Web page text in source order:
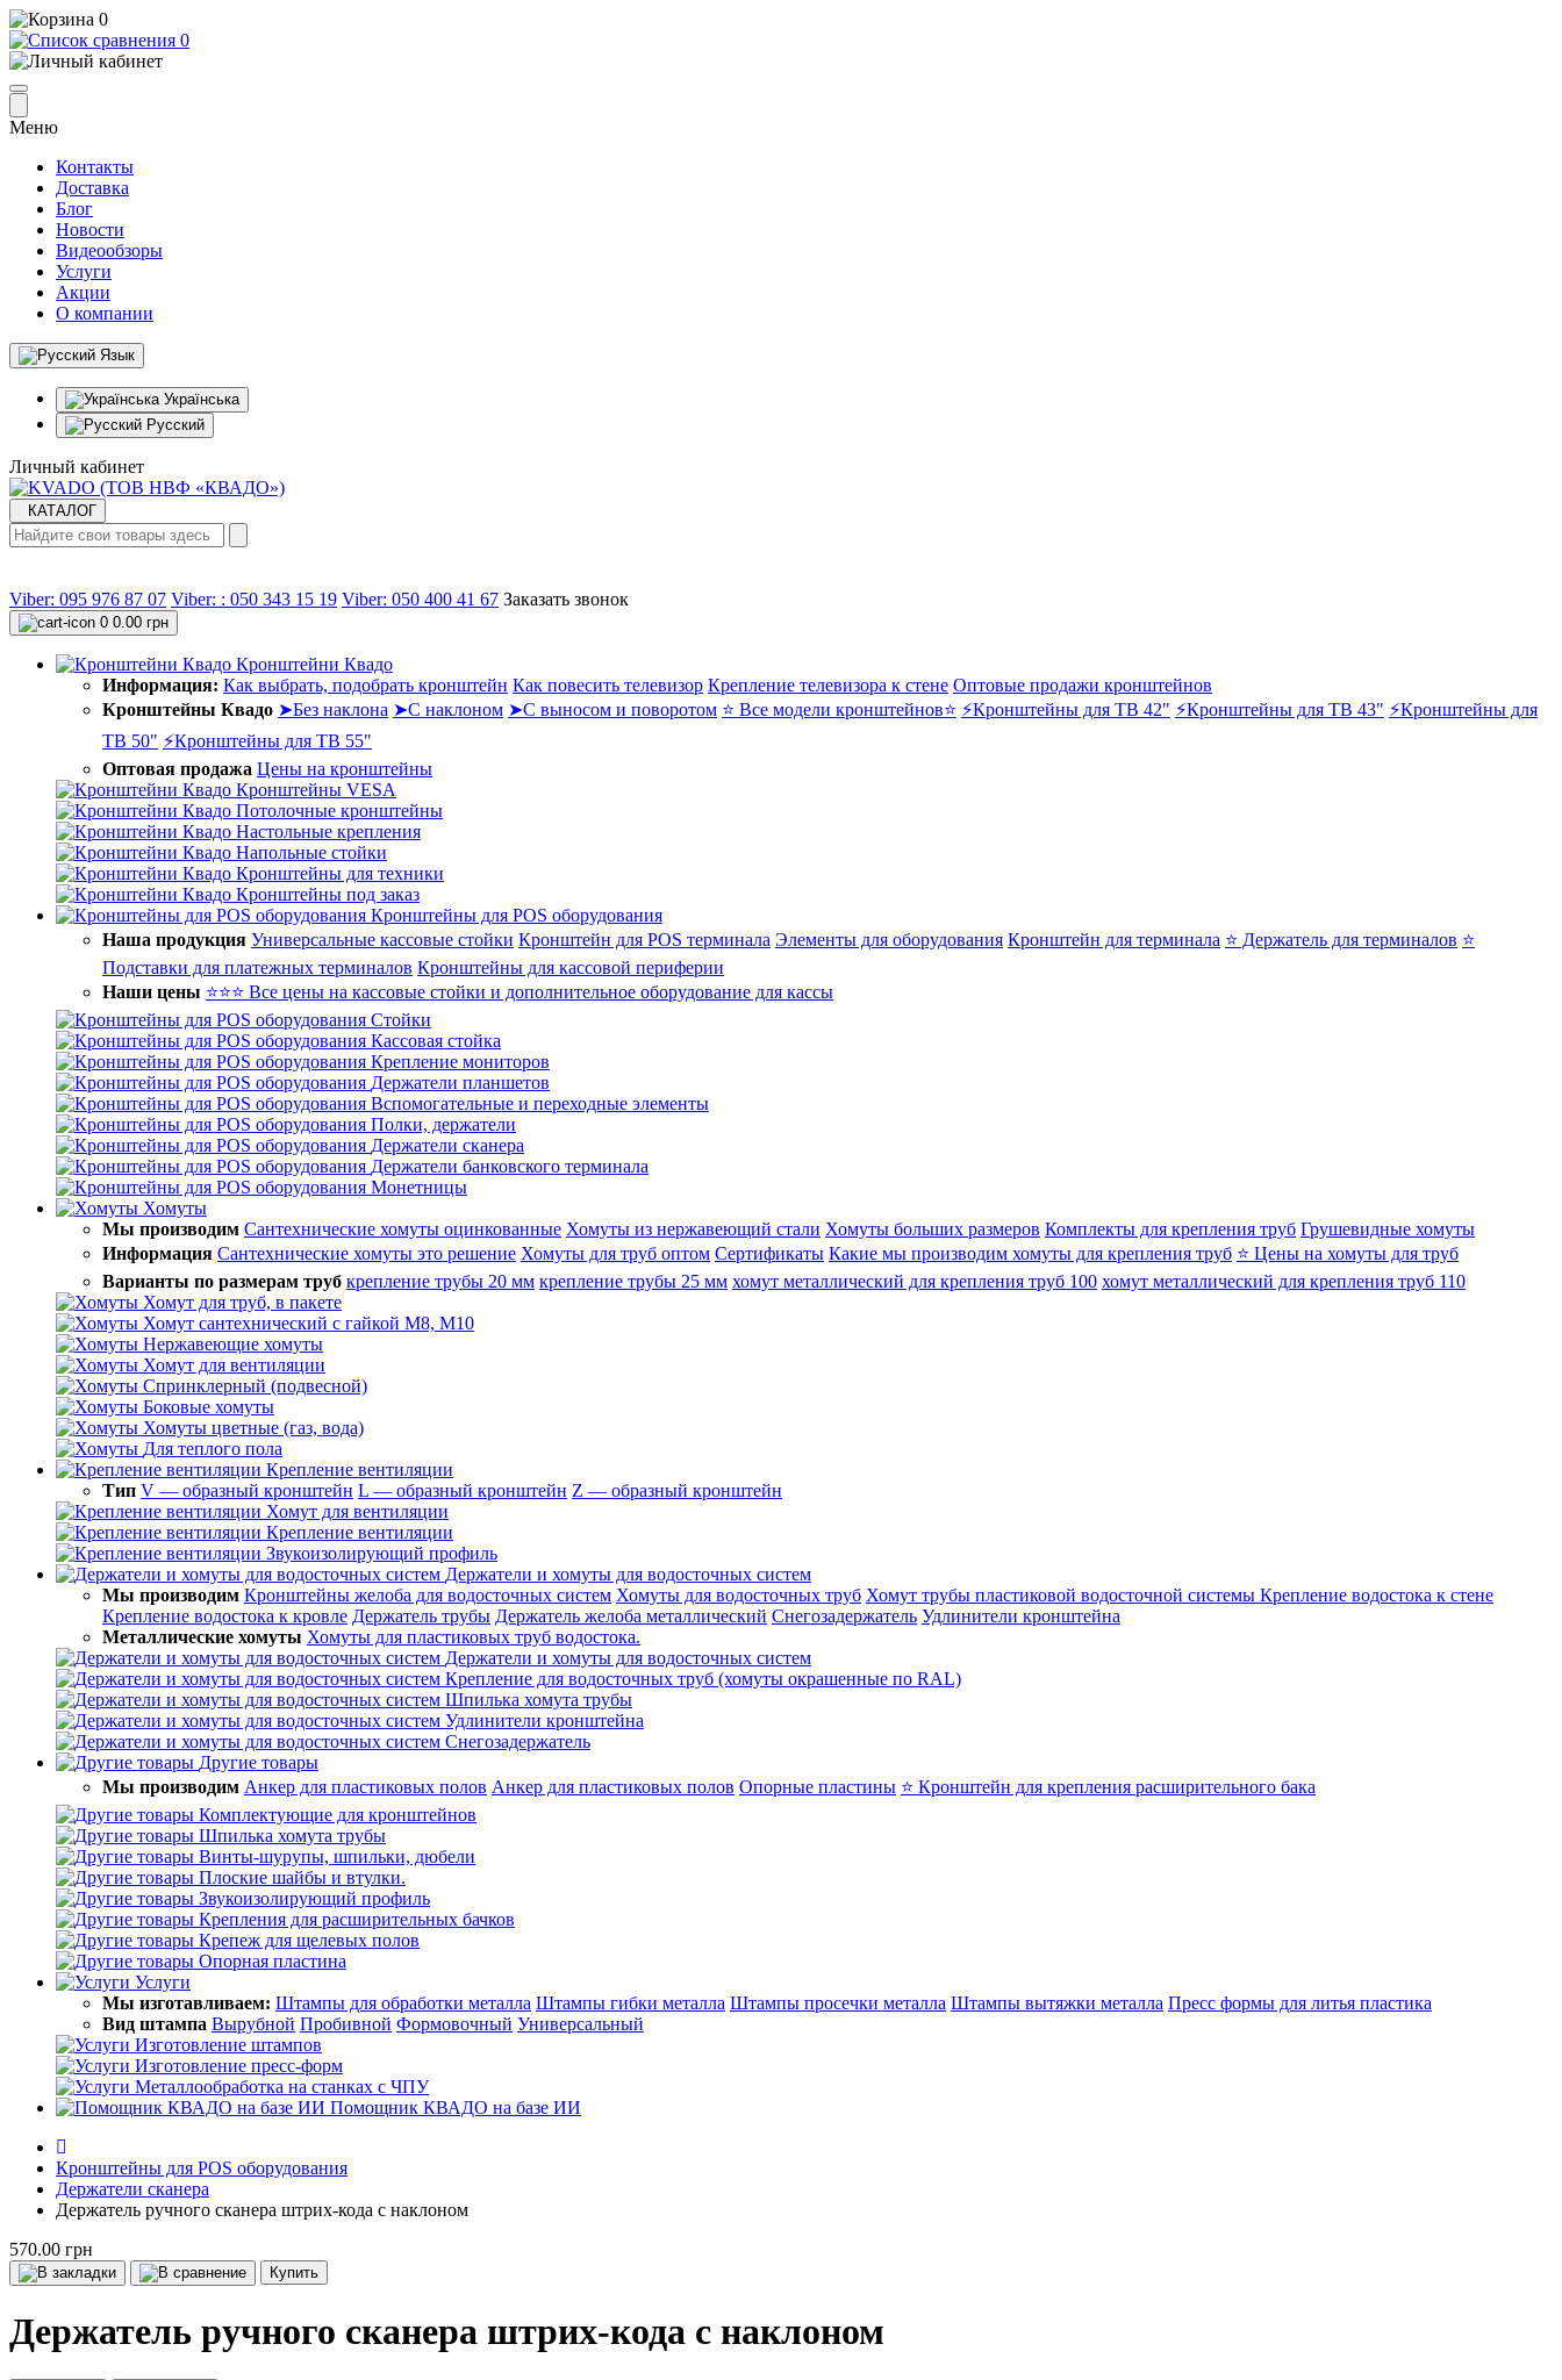
0
0
Меню
Контакты
Доставка
Блог
Новости
Видеообзоры
Услуги
Акции
О компании
Язык
Українська
Русский
Личный кабинет
КАТАЛОГ
Viber: 095 976 87 07 Viber: : 050 343 15 19‬ Viber: 050 400 41 67 Заказать звонок
0 0.00 грн
Кронштейни Квадо
Информация: Как выбрать, подобрать кронштейн Как повесить телевизор Крепление телевизора к стене Оптовые продажи кронштейнов
Кронштейны Квадо ➤Без наклона ➤С наклоном ➤С выносом и поворотом ⭐ Все модели кронштейнов⭐ ⚡Кронштейны для ТВ 42" ⚡Кронштейны для ТВ 43" ⚡Кронштейны для
ТВ 50" ⚡Кронштейны для ТВ 55"
Оптовая продажа Цены на кронштейны
Кронштейны VESA
Потолочные кронштейны
Настольные крепления
Напольные стойки
Кронштейны для техники
Кронштейны под заказ
Кронштейны для POS оборудования
Наша продукция Универсальные кассовые стойки Кронштейн для POS терминала Элементы для оборудования Кронштейн для терминала ⭐ Держатель для терминалов ⭐
Подставки для платежных терминалов Кронштейны для кассовой периферии
Наши цены ⭐⭐⭐ Все цены на кассовые стойки и дополнительное оборудование для кассы
Стойки
Кассовая стойка
Крепление мониторов
Держатели планшетов
Вспомогательные и переходные элементы
Полки, держатели
Держатели сканера
Держатели банковского терминала
Монетницы
Хомуты
Мы производим Сантехнические хомуты оцинкованные Хомуты из нержавеющий стали Хомуты больших размеров Комплекты для крепления труб Грушевидные хомуты
Информация Сантехнические хомуты это решение Хомуты для труб оптом Сертификаты Какие мы производим хомуты для крепления труб ⭐ Цены на хомуты для труб
Варианты по размерам труб крепление трубы 20 мм крепление трубы 25 мм хомут металлический для крепления труб 100 хомут металлический для крепления труб 110
Хомут для труб, в пакете
Хомут сантехнический с гайкой М8, М10
Нержавеющие хомуты
Хомут для вентиляции
Спринклерный (подвесной)
Боковые хомуты
Хомуты цветные (газ, вода)
Для теплого пола
Крепление вентиляции
Тип V — образный кронштейн L — образный кронштейн Z — образный кронштейн
Хомут для вентиляции
Крепление вентиляции
Звукоизолирующий профиль
Держатели и хомуты для водосточных систем
Мы производим Кронштейны желоба для водосточных систем Хомуты для водосточных труб Хомут трубы пластиковой водосточной системы Крепление водостока к стене
Крепление водостока к кровле Держатель трубы Держатель желоба металлический Снегозадержатель Удлинители кронштейна
Металлические хомуты Хомуты для пластиковых труб водостока.
Держатели и хомуты для водосточных систем
Крепление для водосточных труб (хомуты окрашенные по RAL)
Шпилька хомута трубы
Удлинители кронштейна
Снегозадержатель
Другие товары
Мы производим Анкер для пластиковых полов Анкер для пластиковых полов Опорные пластины ⭐ Кронштейн для крепления расширительного бака
Комплектующие для кронштейнов
Шпилька хомута трубы
Винты-шурупы, шпильки, дюбели
Плоские шайбы и втулки.
Звукоизолирующий профиль
Крепления для расширительных бачков
Крепеж для щелевых полов
Опорная пластина
Услуги
Мы изготавливаем: Штампы для обработки металла Штампы гибки металла Штампы просечки металла Штампы вытяжки металла Пресс формы для литья пластика
Вид штампа Вырубной Пробивной Формовочный Универсальный
Изготовление штампов
Изготовление пресс-форм
Металлообработка на станках с ЧПУ
Помощник КВАДО на базе ИИ
Кронштейны для POS оборудования
Держатели сканера
Держатель ручного сканера штрих-кода с наклоном
570.00 грн
Купить
Держатель ручного сканера штрих-кода с наклоном